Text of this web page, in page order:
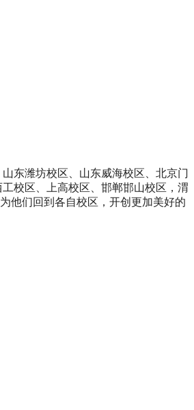
东潍坊校区、山东威海校区、北京门
校区、上高校区、邯郸邯山校区，渭
他们回到各自校区，开创更加美好的